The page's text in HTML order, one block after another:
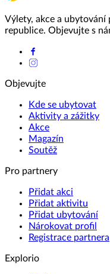
Výlety, akce a ubytování
republice. Objevujte s
Objevujte
Kde se ubytovat
Aktivity a zážitky
Akce
Magazín
Soutěž
Pro partnery
Přidat akci
Přidat aktivitu
Přidat ubytování
Nárokovat profil
Registrace partnera
Explorio